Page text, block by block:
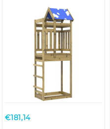
geïmpregneerd hout
€181,14